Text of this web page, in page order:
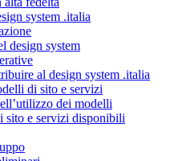
system .italia
design system
al design system .italia
di sito e servizi
dei modelli
sito e servizi disponibili